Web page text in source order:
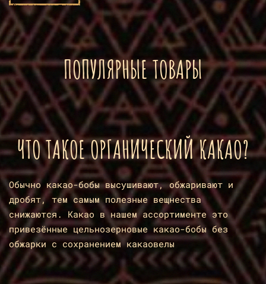
ПОПУЛЯРНЫЕ ТОВАРЫ
ЧТО ТАКОЕ ОРГАНИЧЕСКИЙ КАКАО?
Обычно какао-бобы высушивают, обжаривают и
дробят, тем самым полезные вещнества
снижаются. Какао в нашем ассортименте это
привезённые цельнозерновые какао-бобы без
обжарки с сохранением какаовелы